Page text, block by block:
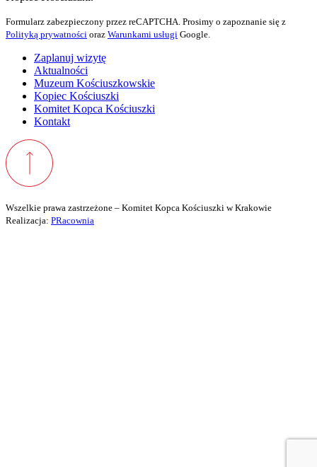
Formularz zabezpieczony przez reCAPTCHA. Prosimy o zapoznanie się z
Polityką prywatności oraz Warunkami usługi Google.
Zaplanuj wizytę
Aktualności
Muzeum Kościuszkowskie
Kopiec Kościuszki
Komitet Kopca Kościuszki
Kontakt
Wszelkie prawa zastrzeżone – Komitet Kopca Kościuszki w Krakowie
Realizacja: PRacownia